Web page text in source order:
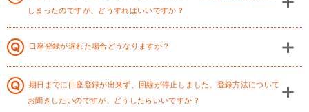
しまったのですが、どうすればいいですか？
口座登録が遅れた場合どうなりますか？
期日までに口座登録が出来ず、回線が停止しました。登録方法について
お聞きしたいのですが、どうしたらいいですか？